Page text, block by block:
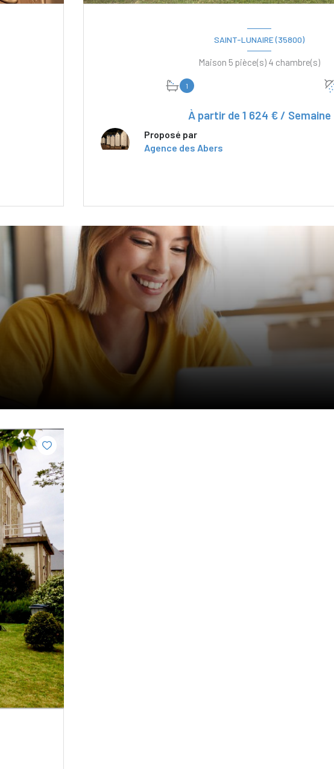
SAINT-LUNAIRE (35800)
Maison 5 pièce(s) 4 chambre(s)
1
À partir de 1 624 € / Semaine
Proposé par
Agence des Abers